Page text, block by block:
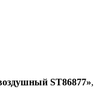
ST86877»,